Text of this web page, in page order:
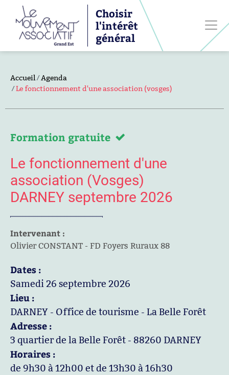
Choisir
l'intérêt
général
Accueil
Agenda
Le fonctionnement d'une association (vosges)
Formation gratuite
Le fonctionnement d'une
association (Vosges)
DARNEY septembre 2026
Intervenant :
Olivier CONSTANT - FD Foyers Ruraux 88
Dates :
Samedi 26 septembre 2026
Lieu :
DARNEY - Office de tourisme - La Belle Forêt
Adresse :
3 quartier de la Belle Forêt - 88260 DARNEY
Horaires :
de 9h30 à 12h00 et de 13h30 à 16h30